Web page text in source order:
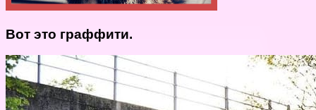
Вот это граффити.